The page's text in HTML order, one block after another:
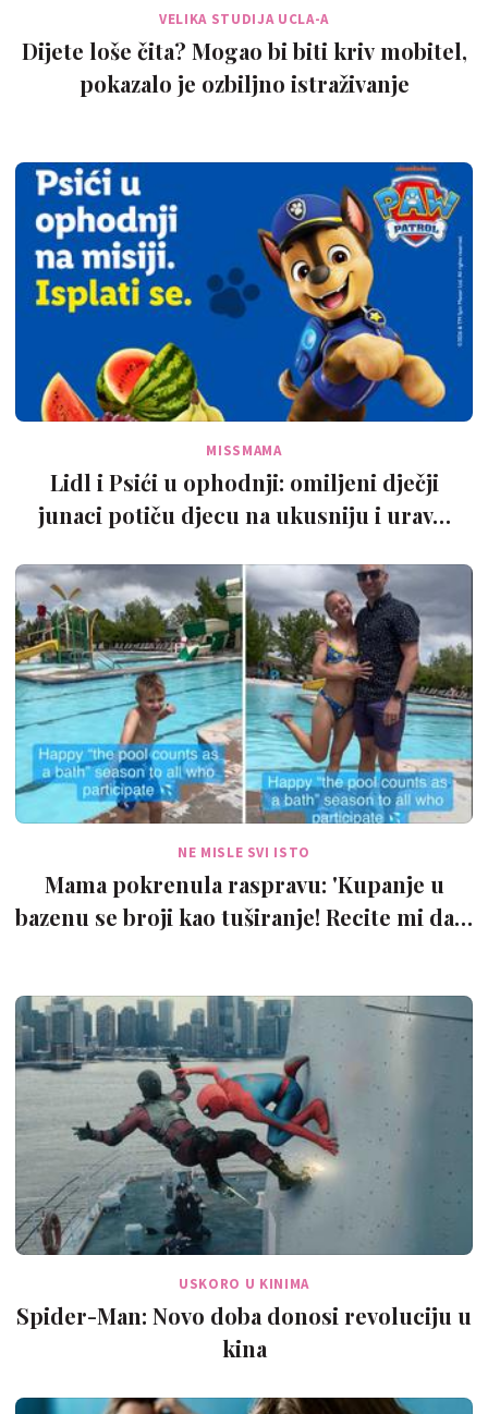
VELIKA STUDIJA UCLA-A
Dijete loše čita? Mogao bi biti kriv mobitel,
pokazalo je ozbiljno istraživanje
MISSMAMA
Lidl i Psići u ophodnji: omiljeni dječji
junaci potiču djecu na ukusniju i urav…
NE MISLE SVI ISTO
Mama pokrenula raspravu: 'Kupanje u
bazenu se broji kao tuširanje! Recite mi da…
USKORO U KINIMA
Spider-Man: Novo doba donosi revoluciju u
kina